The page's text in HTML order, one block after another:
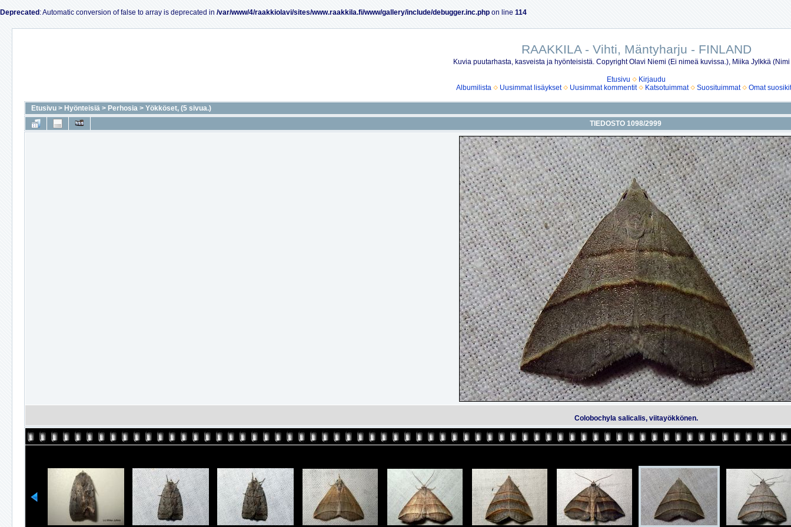
Deprecated : Automatic conversion of false to array is deprecated in /var/www/4/raakkiolavi/sites/www.raakkila.fi/www/gallery/include/debugger.inc.php on line 114
RAAKKILA - Vihti, Mäntyharju - FINLAND
Kuvia puutarhasta, kasveista ja hyönteisistä. Copyright Olavi Niemi (Ei nimeä kuvissa.), Miika Jylkkä
Etusivu
Kirjaudu
Albumilista
Uusimmat lisäykset Uusimmat kommentit Katsotuimmat Suosituimmat Omat suosikit
Etusivu > Hyönteisiä > Perhosia > Yökköset, (5 sivua.)
TIEDOSTO 1098/2999
Colobochyla salicalis, viitayökkönen.